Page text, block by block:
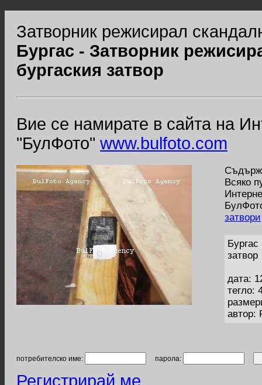
Затворник режисирал
Бургас - Затворник
бургаския затвор
Вие се намирате в сайта на
"БулФото" www.bulfoto.com
Всяко
затвори
затвор
дата:
тегло:
автор:
потребителско име: парола:
Регистрирай ме